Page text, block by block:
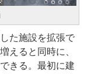
た施設を拡張で
えると同時に、
きる。最初に建